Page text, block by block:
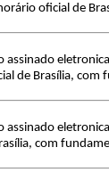
oficial de
assinado
de Brasília,
assinado
com